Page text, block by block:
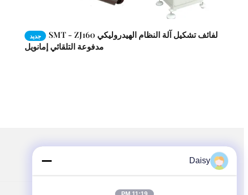
جديد
SMT - ZJ160 لفائف تشكيل آلة النظام الهيدروليكي
مدفوعة التلقائي إمانويل
اتبعناDaisy